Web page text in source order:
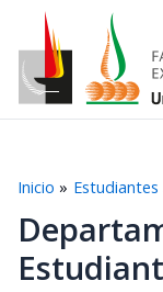
contenido
Inicio Estudiantes